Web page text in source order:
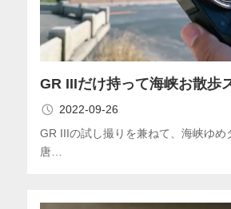
GR IIIだけ持って海峡お散歩
2022-09-26
GR IIIの試し撮りを兼ねて、海峡ゆめ
唐…